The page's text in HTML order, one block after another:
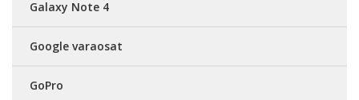
Galaxy Note 4
Google varaosat
GoPro